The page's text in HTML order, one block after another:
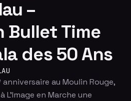
–
Bullet Time
des 50 Ans
au Moulin Rouge,
L'Image en Marche une